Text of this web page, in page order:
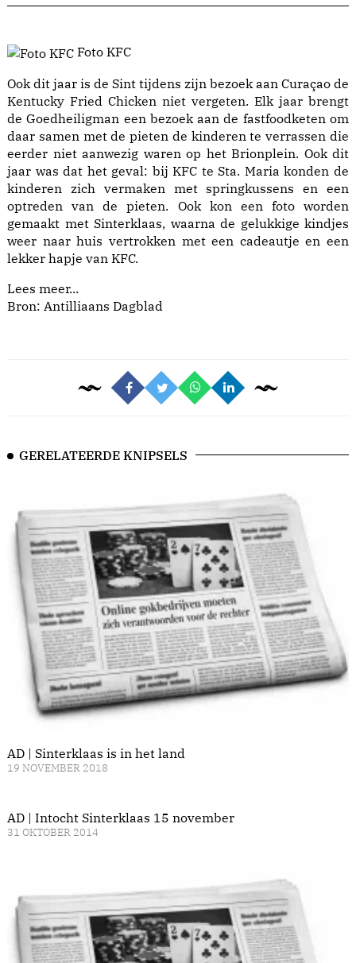
Foto KFC
Ook dit jaar is de Sint tijdens zijn bezoek aan Curaçao de
Kentucky Fried Chicken niet vergeten. Elk jaar brengt
de Goedheiligman een bezoek aan de fastfoodketen om
daar samen met de pieten de kinderen te verrassen die
eerder niet aanwezig waren op het Brionplein. Ook dit
jaar was dat het geval: bij KFC te Sta. Maria konden de
kinderen zich vermaken met springkussens en een
optreden van de pieten. Ook kon een foto worden
gemaakt met Sinterklaas, waarna de gelukkige kindjes
weer naar huis vertrokken met een cadeautje en een
lekker hapje van KFC.
Lees meer...
Bron: Antilliaans Dagblad
GERELATEERDE KNIPSELS
AD | Sinterklaas is in het land
19 NOVEMBER 2018
AD | Intocht Sinterklaas 15 november
31 OKTOBER 2014